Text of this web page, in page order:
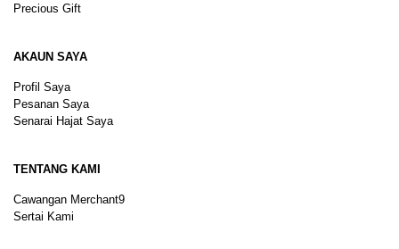
Precious Gift
AKAUN SAYA
Profil Saya
Pesanan Saya
Senarai Hajat Saya
TENTANG KAMI
Cawangan Merchant9
Sertai Kami